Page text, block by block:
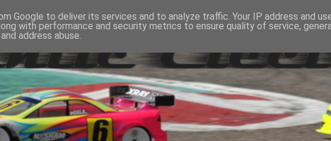
Google to deliver its services and to analyze traffic. Your IP address and
with performance and security metrics to ensure quality of service,
address abuse.